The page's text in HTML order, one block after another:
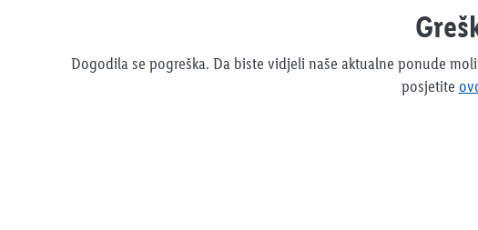
Dogodila se pogreška. Da biste vidjeli naše aktualne ponude
posjetite